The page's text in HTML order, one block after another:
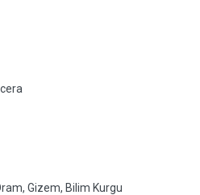
Gizem, Bilim Kurgu